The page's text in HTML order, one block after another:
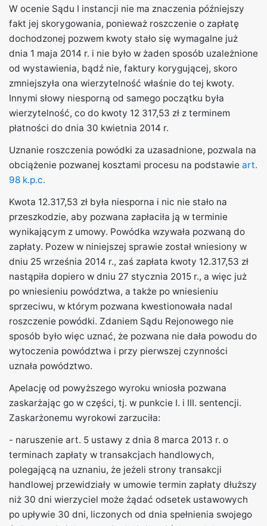
W ocenie Sądu I instancji nie ma znaczenia późniejszy
fakt jej skorygowania, ponieważ roszczenie o zapłatę
dochodzonej pozwem kwoty stało się wymagalne już
dnia 1 maja 2014 r. i nie było w żaden sposób uzależnione
od wystawienia, bądź nie, faktury korygującej, skoro
zmniejszyła ona wierzytelność właśnie do tej kwoty.
Innymi słowy niesporną od samego początku była
wierzytelność, co do kwoty 12 317,53 zł z terminem
płatności do dnia 30 kwietnia 2014 r.
Uznanie roszczenia powódki za uzasadnione, pozwala na
obciążenie pozwanej kosztami procesu na podstawie art.
98 k.p.c.
Kwota 12.317,53 zł była niesporna i nic nie stało na
przeszkodzie, aby pozwana zapłaciła ją w terminie
wynikającym z umowy. Powódka wzywała pozwaną do
zapłaty. Pozew w niniejszej sprawie został wniesiony w
dniu 25 września 2014 r., zaś zapłata kwoty 12.317,53 zł
nastąpiła dopiero w dniu 27 stycznia 2015 r., a więc już
po wniesieniu powództwa, a także po wniesieniu
sprzeciwu, w którym pozwana kwestionowała nadal
roszczenie powódki. Zdaniem Sądu Rejonowego nie
sposób było więc uznać, że pozwana nie dała powodu do
wytoczenia powództwa i przy pierwszej czynności
uznała powództwo.
Apelację od powyższego wyroku wniosła pozwana
zaskarżając go w części, tj. w punkcie I. i III. sentencji.
Zaskarżonemu wyrokowi zarzuciła:
- naruszenie art. 5 ustawy z dnia 8 marca 2013 r. o
terminach zapłaty w transakcjach handlowych,
polegającą na uznaniu, że jeżeli strony transakcji
handlowej przewidziały w umowie termin zapłaty dłuższy
niż 30 dni wierzyciel może żądać odsetek ustawowych
po upływie 30 dni, liczonych od dnia spełnienia swojego